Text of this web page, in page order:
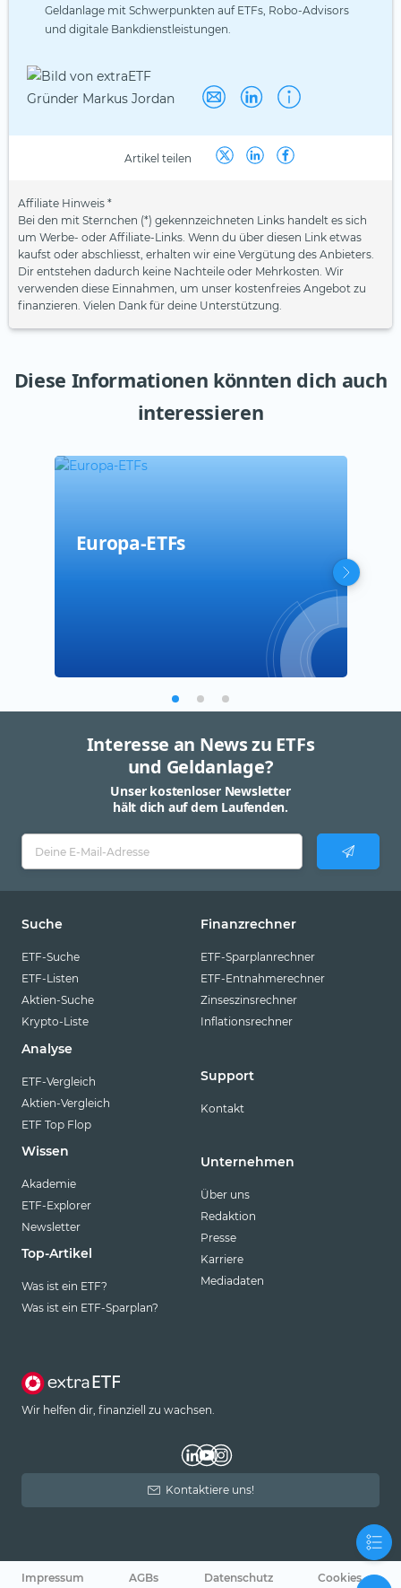
Geldanlage mit Schwerpunkten auf ETFs, Robo-Advisors
und digitale Bankdienstleistungen.
Artikel teilen
Affiliate Hinweis *
Bei den mit Sternchen (*) gekennzeichneten Links handelt es sich
um Werbe- oder Affiliate-Links. Wenn du über diesen Link etwas
kaufst oder abschliesst, erhalten wir eine Vergütung des Anbieters.
Dir entstehen dadurch keine Nachteile oder Mehrkosten. Wir
verwenden diese Einnahmen, um unser kostenfreies Angebot zu
finanzieren. Vielen Dank für deine Unterstützung.
Diese Informationen könnten dich auch
interessieren
Europa-ETFs
Interesse an News zu ETFs
und Geldanlage?
Unser kostenloser Newsletter
hält dich auf dem Laufenden.
Suche
ETF-Suche
ETF-Listen
Aktien-Suche
Krypto-Liste
Analyse
ETF-Vergleich
Aktien-Vergleich
ETF Top Flop
Wissen
Akademie
ETF-Explorer
Newsletter
Top-Artikel
Was ist ein ETF?
Was ist ein ETF-Sparplan?
Finanzrechner
ETF-Sparplanrechner
ETF-Entnahmerechner
Zinseszinsrechner
Inflationsrechner
Support
Kontakt
Unternehmen
Über uns
Redaktion
Presse
Karriere
Mediadaten
Wir helfen dir, finanziell zu wachsen.
Kontaktiere uns!
Impressum AGBs Datenschutz Cookies